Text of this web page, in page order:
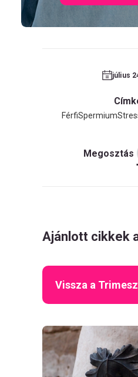
július
FérfiSpermium
Megosztás
Ajánlott cikkek
Vissza a